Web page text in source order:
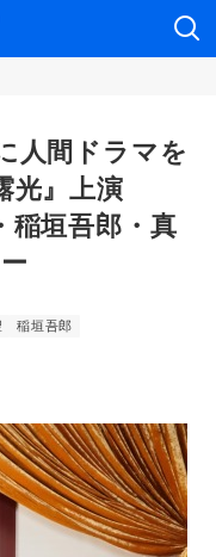
人間ドラマを
光』上演
垣吾郎・真
ー
稲垣吾郎